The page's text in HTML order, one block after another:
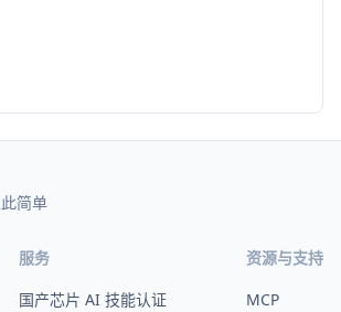
简单
服务
国产芯片 AI 技能认证
资源与支持
MCP